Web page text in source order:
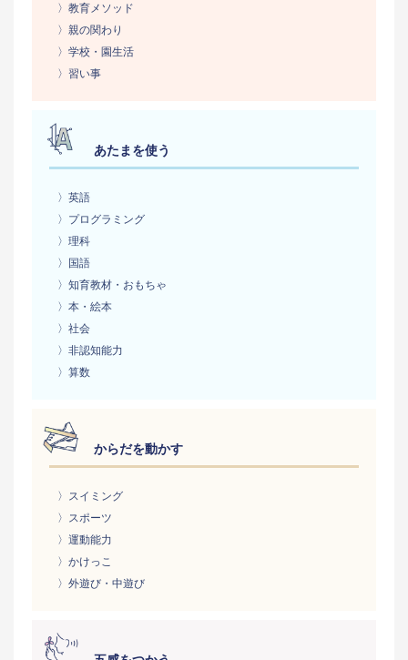
〉教育メソッド
〉親の関わり
〉学校・園生活
〉習い事
あたまを使う
〉英語
〉プログラミング
〉理科
〉国語
〉知育教材・おもちゃ
〉本・絵本
〉社会
〉非認知能力
〉算数
からだを動かす
〉スイミング
〉スポーツ
〉運動能力
〉かけっこ
〉外遊び・中遊び